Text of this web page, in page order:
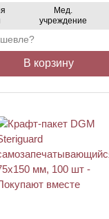
Мед.
учреждение
В корзину